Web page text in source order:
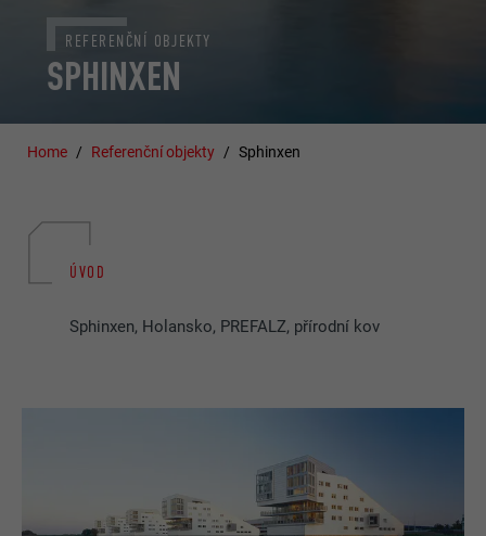
SPHINXEN
REFERENČNÍ OBJEKTY
Home Referenční objekty Sphinxen
ÚVOD
Sphinxen, Holansko, PREFALZ, přírodní kov